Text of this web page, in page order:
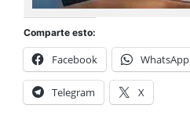
Comparte esto:
Facebook WhatsApp
Telegram X